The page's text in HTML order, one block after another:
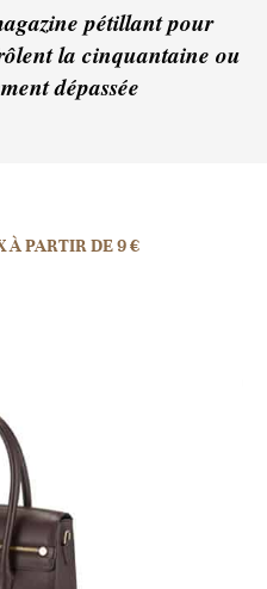
pétillant pour
la cinquantaine ou
dépassée
À PARTIR DE 9 €